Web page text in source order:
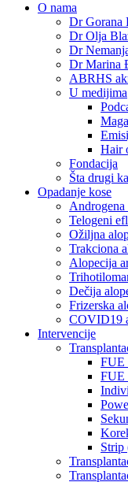
O nama
Dr Gorana
Dr Olja
Dr
Dr Marina
ABRHS
U medijima
Hair
Fondacija
Šta drugi
Opadanje kose
Androgena
Telogeni
Ožiljna
Trakciona
Alopecija
Dečija
Frizerska
COVID19
Intervencije
FUE
FUE
Strip